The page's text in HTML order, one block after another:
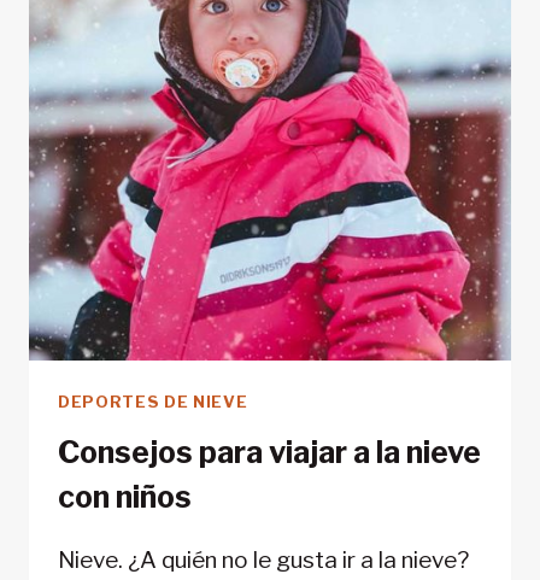
VUELES
SOBRE
LAS
PISTAS
DEPORTES DE NIEVE
Consejos para viajar a la nieve
con niños
Nieve. ¿A quién no le gusta ir a la nieve?